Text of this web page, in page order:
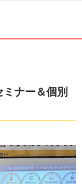
ナー＆個別